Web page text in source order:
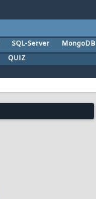
SQL-Server
MongoDB
QUIZ